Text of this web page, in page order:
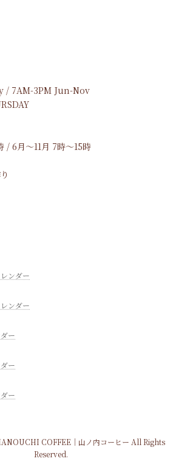
/ 7AM-3PM Jun-Nov
/ 6月～11月 7時～15時
ンダー
ンダー
ー
ー
ー
COFFEE｜山ノ内コーヒー All Rights
Reserved.